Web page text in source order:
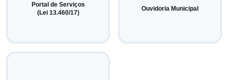
Portal de Serviços
(Lei 13.460/17)
Ouvidoria Municipal